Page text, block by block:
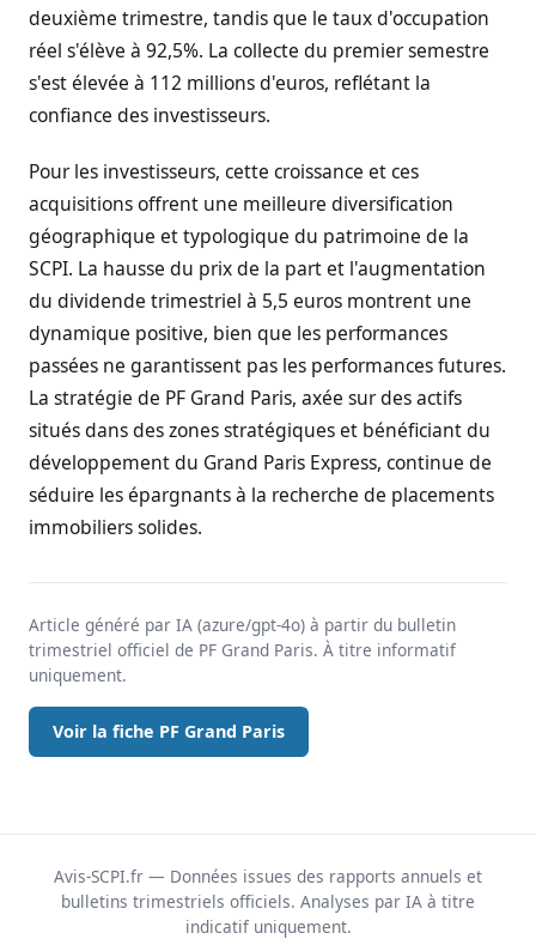
deuxième trimestre, tandis que le taux d'occupation
réel s'élève à 92,5%. La collecte du premier semestre
s'est élevée à 112 millions d'euros, reflétant la
confiance des investisseurs.
Pour les investisseurs, cette croissance et ces
acquisitions offrent une meilleure diversification
géographique et typologique du patrimoine de la
SCPI. La hausse du prix de la part et l'augmentation
du dividende trimestriel à 5,5 euros montrent une
dynamique positive, bien que les performances
passées ne garantissent pas les performances futures.
La stratégie de PF Grand Paris, axée sur des actifs
situés dans des zones stratégiques et bénéficiant du
développement du Grand Paris Express, continue de
séduire les épargnants à la recherche de placements
immobiliers solides.
Article généré par IA (azure/gpt-4o) à partir du bulletin
trimestriel officiel de PF Grand Paris. À titre informatif
uniquement.
Voir la fiche PF Grand Paris
Avis-SCPI.fr — Données issues des rapports annuels et
bulletins trimestriels officiels. Analyses par IA à titre
indicatif uniquement.